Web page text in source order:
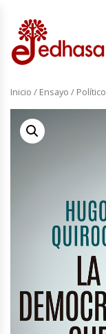
Inicio / Ensayo / Político